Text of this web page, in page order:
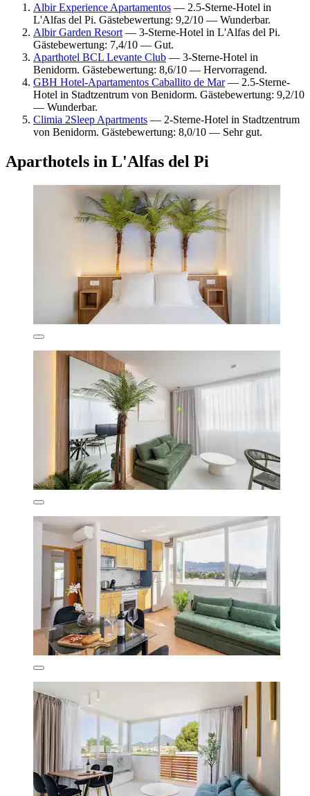
Albir Experience Apartamentos — 2.5-Sterne-Hotel in
L'Alfas del Pi. Gästebewertung: 9,2/10 — Wunderbar.
Albir Garden Resort — 3-Sterne-Hotel in L'Alfas del Pi.
Gästebewertung: 7,4/10 — Gut.
Aparthotel BCL Levante Club — 3-Sterne-Hotel in
Benidorm. Gästebewertung: 8,6/10 — Hervorragend.
GBH Hotel-Apartamentos Caballito de Mar— 2.5-Sterne-
Hotel in Stadtzentrum von Benidorm. Gästebewertung: 9,2/10
— Wunderbar.
Climia 2Sleep Apartments — 2-Sterne-Hotel in Stadtzentrum
von Benidorm. Gästebewertung: 8,0/10 — Sehr gut.
Aparthotels in L'Alfas del Pi